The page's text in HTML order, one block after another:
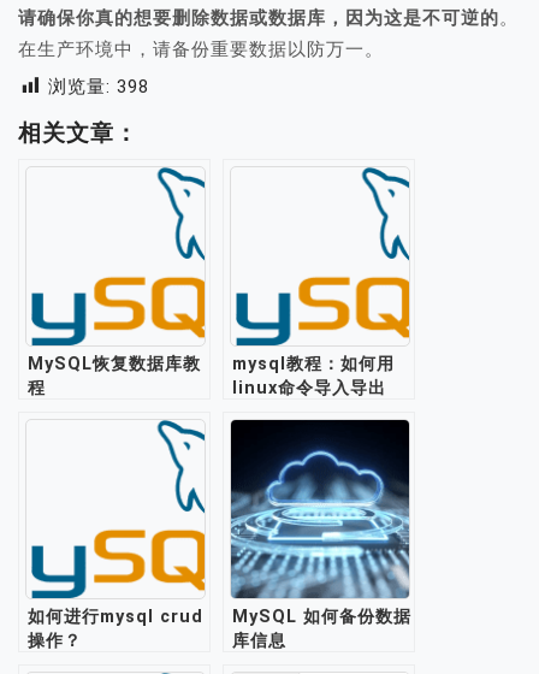
请确保你真的想要删除数据或数据库，因为这是不可逆的。
在生产环境中，请备份重要数据以防万一。
浏览量: 398
相关文章：
MySQL恢复数据库教
程
mysql教程：如何用
linux命令导入导出
如何进行mysql crud
操作？
MySQL 如何备份数据
库信息